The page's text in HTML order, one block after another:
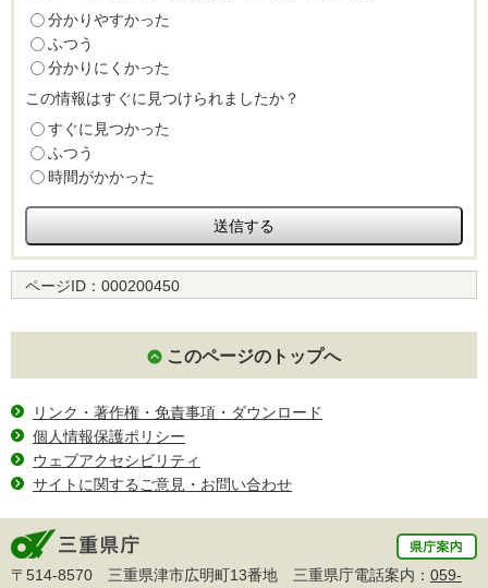
分かりやすかった
ふつう
分かりにくかった
この情報はすぐに見つけられましたか？
すぐに見つかった
ふつう
時間がかかった
ページID： 000200450
このページのトップへ
リンク・著作権・免責事項・ダウンロード
個人情報保護ポリシー
ウェブアクセシビリティ
サイトに関するご意見・お問い合わせ
〒514-8570 三重県津市広明町13番地 三重県庁電話案内： 059-